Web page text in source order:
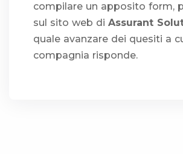
compilare un apposito form,
sul sito web di Assurant
quale avanzare dei quesiti a
compagnia risponde.